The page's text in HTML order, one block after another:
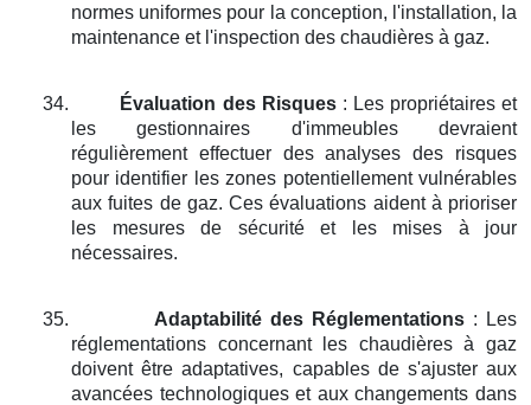
normes uniformes pour la conception, l'installation, la
maintenance et l'inspection des chaudières à gaz.
34. Évaluation des Risques: Les propriétaires et
les gestionnaires d'immeubles devraient
régulièrement effectuer des analyses des risques
pour identifier les zones potentiellement vulnérables
aux fuites de gaz. Ces évaluations aident à prioriser
les mesures de sécurité et les mises à jour
nécessaires.
35. Adaptabilité des Réglementations: Les
réglementations concernant les chaudières à gaz
doivent être adaptatives, capables de s'ajuster aux
avancées technologiques et aux changements dans